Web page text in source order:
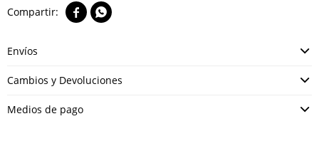
 
Envíos
Cambios y Devoluciones
Medios de pago